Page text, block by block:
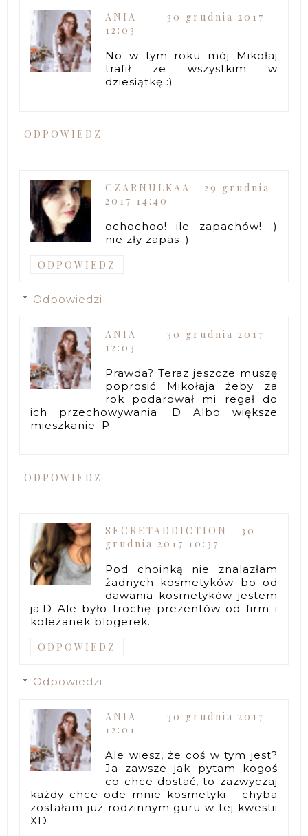
ANIA
30 grudnia 2017
12:03
No w tym roku mój Mikołaj
trafił ze wszystkim w
dziesiątkę :)
ODPOWIEDZ
CZARNULKAA
29 grudnia
2017 14:40
ochochoo! ile zapachów! :)
nie zły zapas :)
ODPOWIEDZ
Odpowiedzi
ANIA
30 grudnia 2017
12:03
Prawda? Teraz jeszcze muszę
poprosić Mikołaja żeby za
rok podarował mi regał do
ich przechowywania :D Albo większe
mieszkanie :P
ODPOWIEDZ
SECRETADDICTION
30
grudnia 2017 10:37
Pod choinką nie znalazłam
żadnych kosmetyków bo od
dawania kosmetyków jestem
ja:D Ale było trochę prezentów od firm i
koleżanek blogerek.
ODPOWIEDZ
Odpowiedzi
ANIA
30 grudnia 2017
12:01
Ale wiesz, że coś w tym jest?
Ja zawsze jak pytam kogoś
co chce dostać, to zazwyczaj
każdy chce ode mnie kosmetyki - chyba
zostałam już rodzinnym guru w tej kwestii
XD